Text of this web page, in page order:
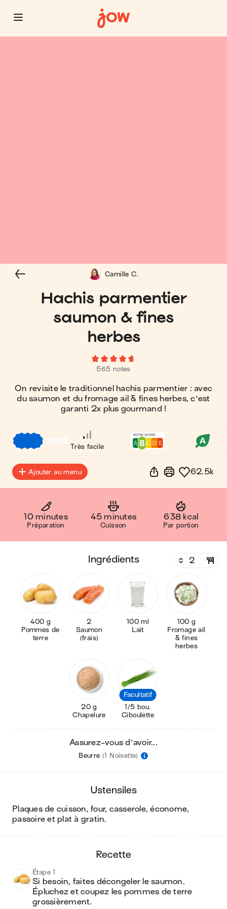
Hachis parmentier
saumon & fines
herbes
565 notes
On revisite le traditionnel hachis parmentier : avec
du saumon et du fromage ail & fines herbes, c'est
garanti 2x plus gourmand !
Camille C.
€€€
Très facile
Ajouter au menu 62.5k
10 minutes
Préparation
45 minutes
Cuisson
638 kcal
Par portion
ingrédients
400 g
Pommes de
terre
2
Saumon
(frais)
100 ml
Lait
100 g
Fromage ail
& fines
herbes
20 g
Chapelure
Facultatif
1/5 bou.
Ciboulette
Assurez-vous d'avoir...
Beurre (1 Noisette)
ustensiles
plaques de cuisson, four, casserole, économe,
passoire et plat à gratin.
recette
Étape 1
Si besoin, faites décongeler le saumon.
Épluchez et coupez les pommes de terre
grossièrement.